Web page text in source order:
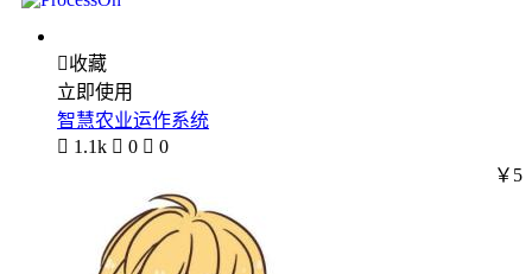
收藏
立即使用
智慧农业运作系统
 1.1k  0  0
￥5